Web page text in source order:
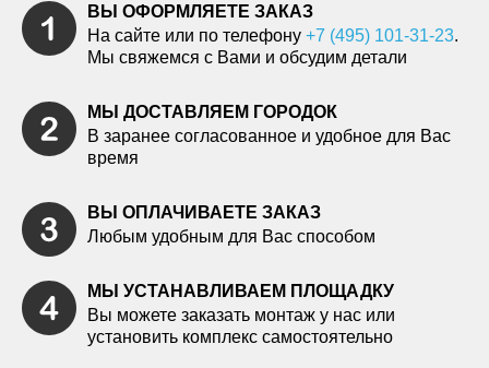
ВЫ ОФОРМЛЯЕТЕ ЗАКАЗ
На сайте или по телефону +7 (495) 101-31-23.
Мы свяжемся с Вами и обсудим детали
МЫ ДОСТАВЛЯЕМ ГОРОДОК
В заранее согласованное и удобное для Вас
время
ВЫ ОПЛАЧИВАЕТЕ ЗАКАЗ
Любым удобным для Вас способом
МЫ УСТАНАВЛИВАЕМ ПЛОЩАДКУ
Вы можете заказать монтаж у нас или
установить комплекс самостоятельно